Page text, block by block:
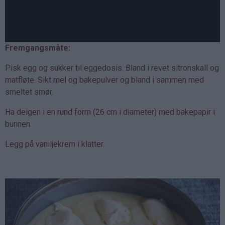
Fremgangsmåte:
Pisk egg og sukker til eggedosis. Bland i revet sitronskall og
matfløte. Sikt mel og bakepulver og bland i sammen med
smeltet smør.
Ha deigen i en rund form (26 cm i diameter) med bakepapir i
bunnen.
Legg på vaniljekrem i klatter.